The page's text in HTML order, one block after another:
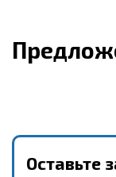
Оставьте